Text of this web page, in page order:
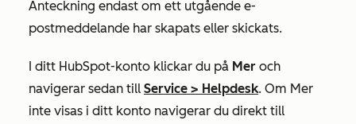
Anteckning endast om ett utgående e-
postmeddelande har skapats eller skickats.
I ditt HubSpot-konto klickar du på Mer och
navigerar sedan till Service > Helpdesk. Om Mer
inte visas i ditt konto navigerar du direkt till